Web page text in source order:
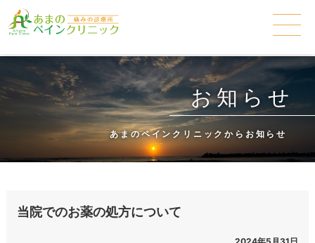
お知らせ
あまのペインクリニックからお知らせ
当院でのお薬の処方について